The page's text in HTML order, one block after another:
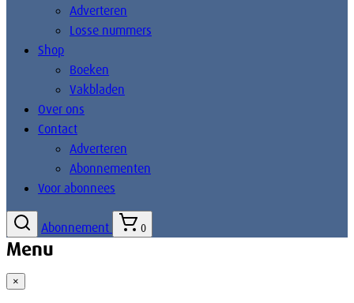
Adverteren
Losse nummers
Shop
Boeken
Vakbladen
Over ons
Contact
Adverteren
Abonnementen
Voor abonnees
Abonnement 0
Menu
×